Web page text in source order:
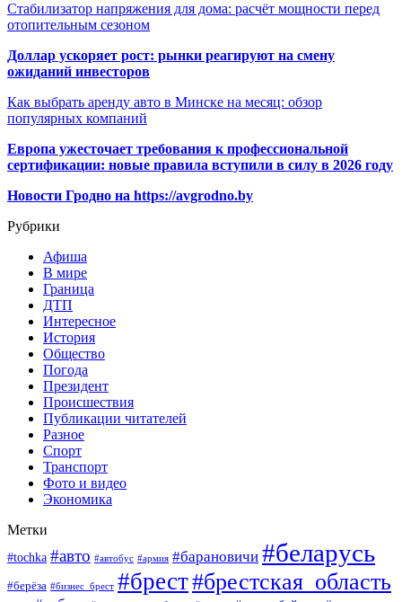
Стабилизатор напряжения для дома: расчёт мощности перед
отопительным сезоном
Доллар ускоряет рост: рынки реагируют на смену
ожиданий инвесторов
Как выбрать аренду авто в Минске на месяц: обзор
популярных компаний
Европа ужесточает требования к профессиональной
сертификации: новые правила вступили в силу в 2026 году
Новости Гродно на https://avgrodno.by
Рубрики
Афиша
В мире
Граница
ДТП
Интересное
История
Общество
Погода
Президент
Происшествия
Публикации читателей
Разное
Спорт
Транспорт
Фото и видео
Экономика
Метки
#tochka #авто #автобус #армия #барановичи #беларусь
#берёза #бизнес_брест #брест#брестская_область